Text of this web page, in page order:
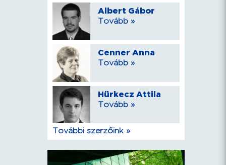
Albert Gábor
Tovább »
Cenner Anna
Tovább »
Hürkecz Attila
Tovább »
További szerzőink »